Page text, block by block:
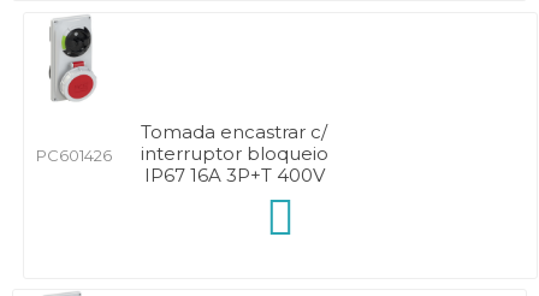
PC601426
Tomada encastrar c/
interruptor bloqueio
IP67 16A 3P+T 400V